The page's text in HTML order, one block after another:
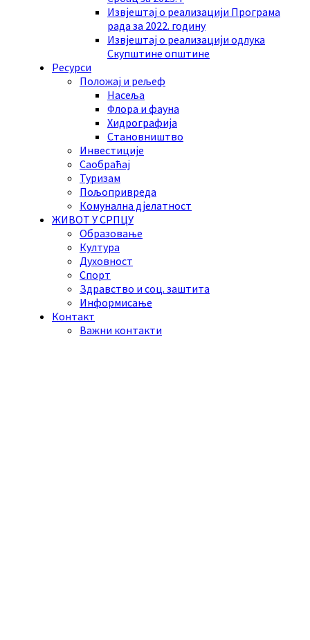
Извјештај о реализацији Програма
рада за 2022. годину
Извјештај о реализацији одлука
Скупштине општине
Ресурси
Положај и рељеф
Насеља
Флора и фауна
Хидрографија
Становништво
Инвестиције
Саобраћај
Туризам
Пољопривреда
Комунална дјелатност
ЖИВОТ У СРПЦУ
Образовање
Култура
Духовност
Спорт
Здравство и соц. заштита
Информисање
Контакт
Важни контакти